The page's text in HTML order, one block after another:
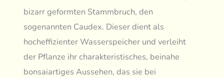
bizarr geformten Stammbruch, den
sogenannten Caudex. Dieser dient als
hocheffizienter Wasserspeicher und verleiht
der Pflanze ihr charakteristisches, beinahe
bonsaiartiges Aussehen, das sie bei